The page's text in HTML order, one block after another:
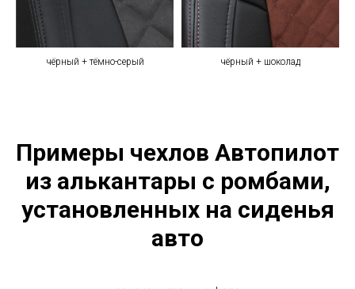
чёрный + тёмно-серый чёрный + шоколад
Примеры чехлов Автопилот
из алькантары с ромбами,
установленных на сиденья
авто